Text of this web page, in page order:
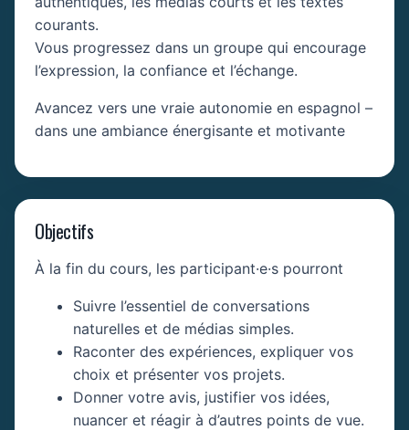
courants.
Vous progressez dans un groupe qui encourage
l’expression, la confiance et l’échange.
Avancez vers une vraie autonomie en espagnol –
dans une ambiance énergisante et motivante
Objectifs
À la fin du cours, les participant·e·s pourront
Suivre l’essentiel de conversations
naturelles et de médias simples.
Raconter des expériences, expliquer vos
choix et présenter vos projets.
Donner votre avis, justifier vos idées,
nuancer et réagir à d’autres points de vue.